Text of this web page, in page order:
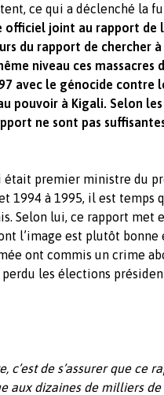
ce qui a déclenché la
officiel joint au rapport de
du rapport de chercher
niveau ces massacres
avec le génocide contre
pouvoir à Kigali. Selon
ne sont pas
était premier ministre du
1994 à 1995, il est temps
Selon lui, ce rapport met
l’image est plutôt
ont commis un crime
les élections
c’est de s’assurer que ce
aux dizaines de milliers